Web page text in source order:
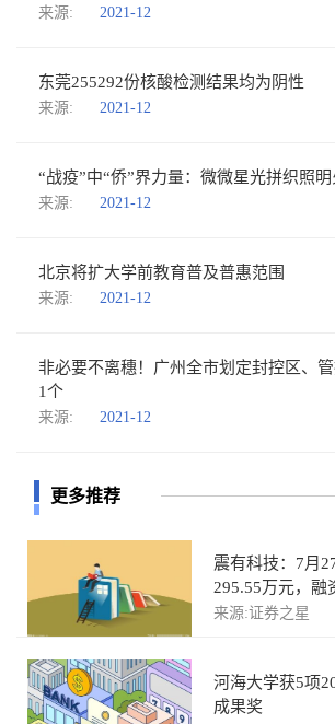
来源: 2021-12
东莞255292份核酸检测结果均为阴性
来源: 2021-12
“战疫”中“侨”界力量：微微星光拼织照
来源: 2021-12
北京将扩大学前教育普及普惠范围
来源: 2021-12
非必要不离穗！广州全市划定封控区、
1个
来源: 2021-12
更多推荐
震有科技：7月
295.55万元，融
8672.95万元
来源:证券之星
河海大学获5项
成果奖